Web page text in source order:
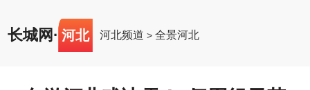
长城网 · 河北 河北频道 >全景河北